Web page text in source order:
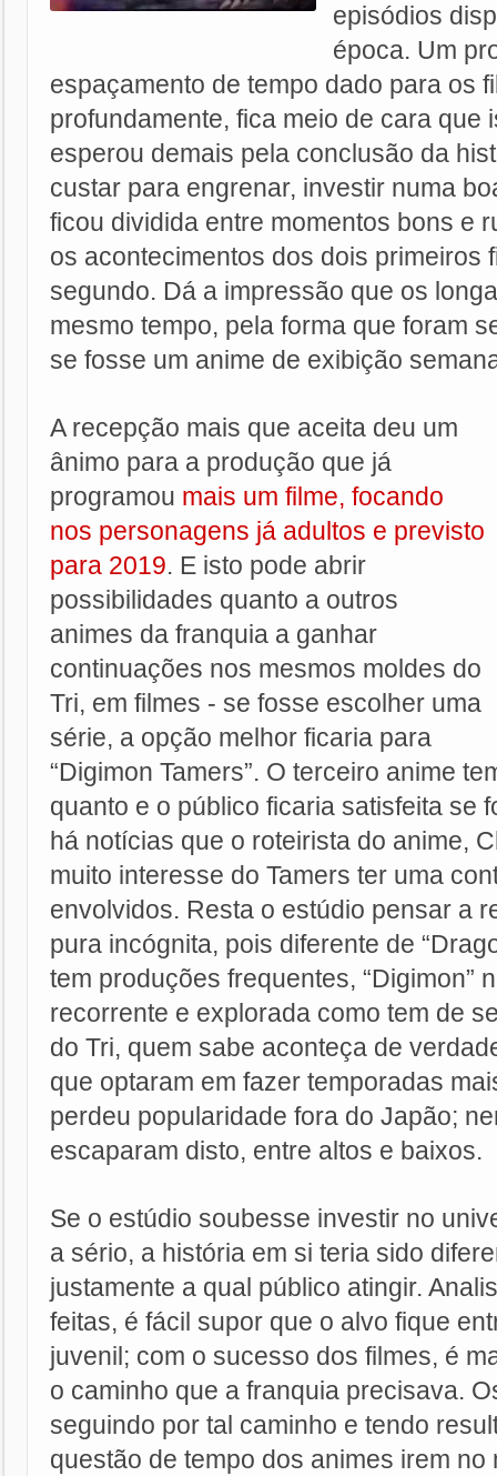
episódios
época. Um
espaçamento de tempo dado para os
profundamente, fica meio de cara que
esperou demais pela conclusão da
custar para engrenar, investir numa
ficou dividida entre momentos bons e
os acontecimentos dos dois primeiros
segundo. Dá a impressão que os
mesmo tempo, pela forma que foram
se fosse um anime de exibição
A recepção mais que aceita deu um
ânimo para a produção que já
programou mais um filme, focando
nos personagens já adultos e previsto
para 2019. E isto pode abrir
possibilidades quanto a outros
animes da franquia a ganhar
continuações nos mesmos moldes do
Tri, em filmes - se fosse escolher uma
série, a opção melhor ficaria para
“Digimon Tamers”. O terceiro anime
quanto e o público ficaria satisfeita se
há notícias que o roteirista do anime,
muito interesse do Tamers ter uma
envolvidos. Resta o estúdio pensar a
pura incógnita, pois diferente de
tem produções frequentes, “Digimon”
recorrente e explorada como tem de
do Tri, quem sabe aconteça de
que optaram em fazer temporadas
perdeu popularidade fora do Japão;
escaparam disto, entre altos e baixos.
Se o estúdio soubesse investir no
a sério, a história em si teria sido
justamente a qual público atingir.
feitas, é fácil supor que o alvo fique
juvenil; com o sucesso dos filmes, é
o caminho que a franquia precisava.
seguindo por tal caminho e tendo
questão de tempo dos animes irem no